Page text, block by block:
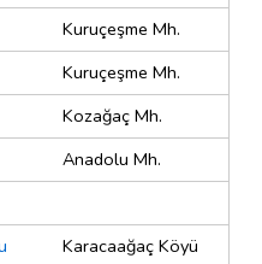
Kuruçeşme Mh.
Kuruçeşme Mh.
Kozağaç Mh.
Anadolu Mh.
Karacaağaç Köyü